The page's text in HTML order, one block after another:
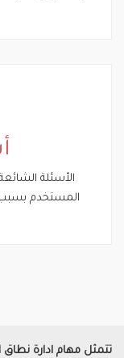
الأسئلة
المستخدم بسبب
تتمثل مهام ادارة نطاق